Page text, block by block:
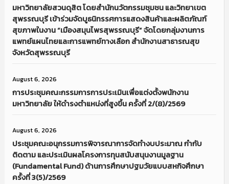
มหาวิทยาลัยสวนดุสิต โดยสำนักนวัตกรรมชุมชน และวิทยาเขต
สุพรรณบุรี เข้าร่วมจัดบูธนิทรรศการแสดงสินค้าและผลิตภัณฑ์
สุขภาพในงาน “เมืองสมุนไพรสุพรรณบุรี” จัดโดยกลุ่มงานการ
แพทย์แผนไทยและการแพทย์ทางเลือก สำนักงานสาธารณสุข
จังหวัดสุพรรณบุรี
August 6, 2026
การประชุมคณะกรรมการการประเมินเพื่อแต่งตั้งพนักงาน
มหาวิทยาลัย ให้ดำรงตำแหน่งที่สูงขึ้น ครั้งที่ 2/(8)/2569
August 6, 2026
ประชุมคณะอนุกรรมการพิจารณาการจัดทำงบประมาณ กำกับ
ติดตาม และประเมินผลโครงการทุนสนับสนุนงานมูลฐาน
(Fundamental Fund) ด้านการศึกษาปฐมวัยแบบสหกิจศึกษา
ครั้งที่ 3(5)/2569